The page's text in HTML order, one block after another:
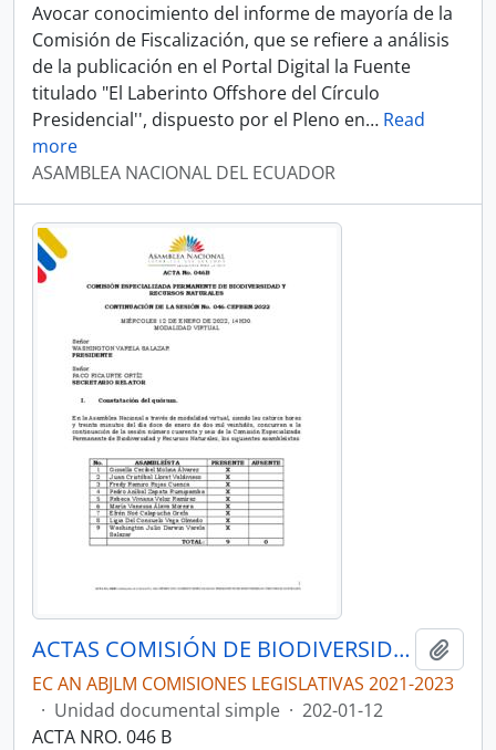
Avocar conocimiento del informe de mayoría de la
Comisión de Fiscalización, que se refiere a análisis
de la publicación en el Portal Digital la Fuente
titulado "El Laberinto Offshore del Círculo
Presidencial'', dispuesto por el Pleno en… Read
more
ASAMBLEA NACIONAL DEL ECUADOR
ACTAS COMISIÓN DE BIODIVERSIDAD Y RECURSOS NATURALES
EC AN ABJLM COMISIONES LEGISLATIVAS 2021-2023
· Unidad documental simple · 202-01-12
ACTA NRO. 046 B